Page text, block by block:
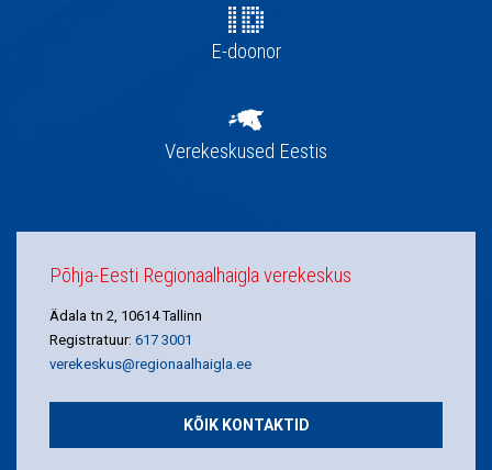
E-doonor
Verekeskused Eestis
Põhja-Eesti Regionaalhaigla verekeskus
Ädala tn 2, 10614 Tallinn
Registratuur: 617 3001
verekeskus@regionaalhaigla.ee
KÕIK KONTAKTID